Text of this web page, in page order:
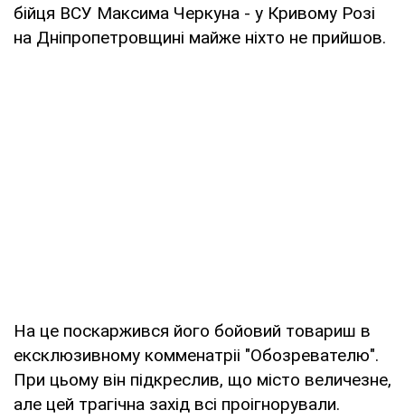
бійця ВСУ Максима Черкуна - у Кривому Розі
на Дніпропетровщині майже ніхто не прийшов.
На це поскаржився його бойовий товариш в
ексклюзивному комменатріі "Обозревателю".
При цьому він підкреслив, що місто величезне,
але цей трагічна захід всі проігнорували.